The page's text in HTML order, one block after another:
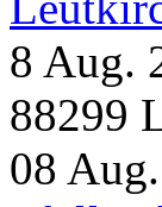
8 Aug.
88299
08 Aug.